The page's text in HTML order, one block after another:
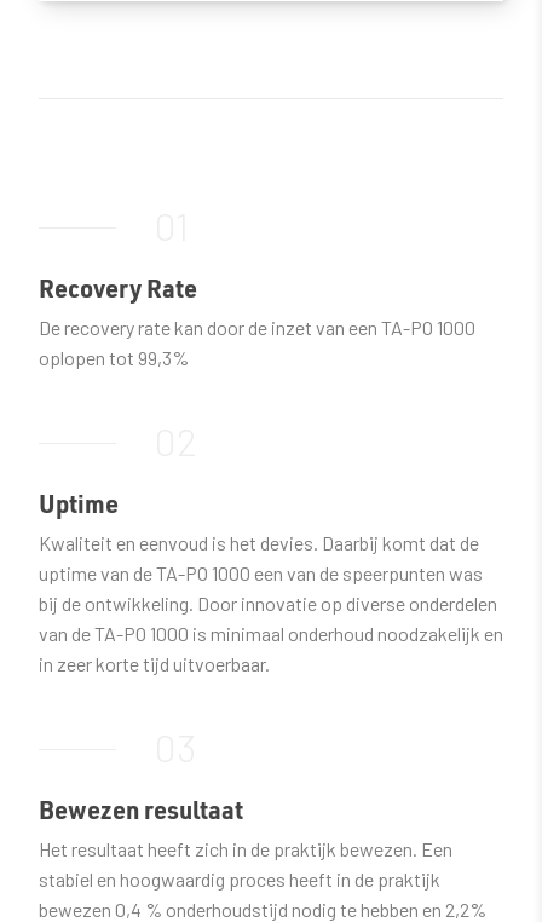
Recovery Rate
De recovery rate kan door de inzet van een TA-PO 1000
oplopen tot 99,3%
Uptime
Kwaliteit en eenvoud is het devies. Daarbij komt dat de
uptime van de TA-PO 1000 een van de speerpunten was
bij de ontwikkeling. Door innovatie op diverse onderdelen
van de TA-PO 1000 is minimaal onderhoud noodzakelijk en
in zeer korte tijd uitvoerbaar.
Bewezen resultaat
Het resultaat heeft zich in de praktijk bewezen. Een
stabiel en hoogwaardig proces heeft in de praktijk
bewezen 0,4 % onderhoudstijd nodig te hebben en 2,2%